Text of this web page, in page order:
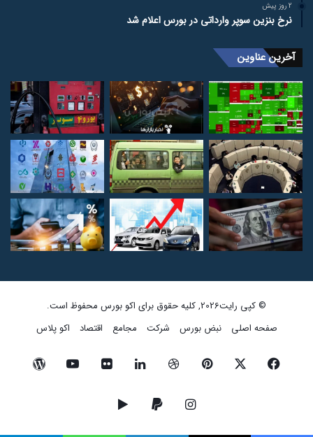
2 روز پیش
نرخ بنزین سوپر وارداتی در بورس اعلام شد
آخرین عناوین
© کپی رایت2026, کلیه حقوق برای اکو بورس محفوظ است.
صفحه اصلی
نبض بورس شرکت مجامع اقتصاد اکو پلاس
فیسبوک ایکس پینتریستدریبببل لینکداین تصاویر
یوتیوب
اینستاگرامپی‌پال